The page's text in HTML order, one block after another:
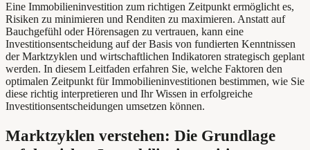
Eine Immobilieninvestition zum richtigen Zeitpunkt ermöglicht es,
Risiken zu minimieren und Renditen zu maximieren. Anstatt auf
Bauchgefühl oder Hörensagen zu vertrauen, kann eine
Investitionsentscheidung auf der Basis von fundierten Kenntnissen
der Marktzyklen und wirtschaftlichen Indikatoren strategisch geplant
werden. In diesem Leitfaden erfahren Sie, welche Faktoren den
optimalen Zeitpunkt für Immobilieninvestitionen bestimmen, wie Sie
diese richtig interpretieren und Ihr Wissen in erfolgreiche
Investitionsentscheidungen umsetzen können.
Marktzyklen verstehen: Die Grundlage